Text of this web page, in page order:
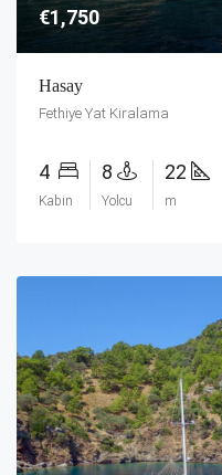
€1,750
Hasay
Fethiye Yat Kiralama
4
Kabin
8
Yolcu
22
m